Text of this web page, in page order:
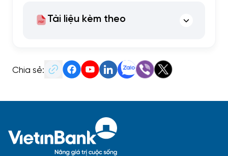
Tài liệu kèm theo
Chia sẻ: